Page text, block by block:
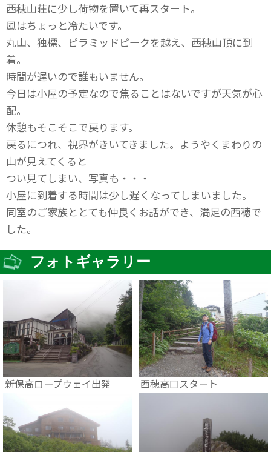
西穂山荘に少し荷物を置いて再スタート。
風はちょっと冷たいです。
丸山、独標、ピラミッドピークを越え、西穂山頂に到
着。
時間が遅いので誰もいません。
今日は小屋の予定なので焦ることはないですが天気が心
配。
休憩もそこそこで戻ります。
戻るにつれ、視界がきいてきました。ようやくまわりの
山が見えてくると
つい見てしまい、写真も・・・
小屋に到着する時間は少し遅くなってしまいました。
同室のご家族ととても仲良くお話ができ、満足の西穂で
した。
フォトギャラリー
新保高ロープウェイ出発 西穂高口スタート